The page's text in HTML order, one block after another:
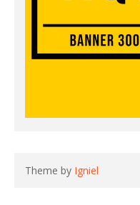
Theme by Igniel